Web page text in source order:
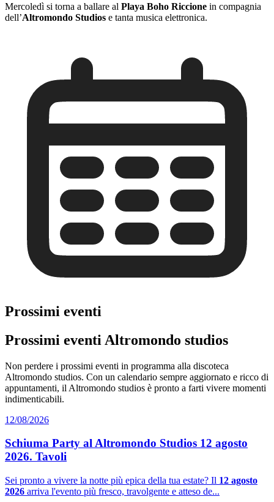
Mercoledì si torna a ballare al Playa Boho Riccione in compagnia
dell’Altromondo Studios e tanta musica elettronica.
Prossimi eventi
Prossimi eventi Altromondo studios
Non perdere i prossimi eventi in programma alla discoteca
Altromondo studios. Con un calendario sempre aggiornato e ricco di
appuntamenti, il Altromondo studios è pronto a farti vivere momenti
indimenticabili.
12/08/2026
Schiuma Party al Altromondo Studios 12 agosto
2026. Tavoli
Sei pronto a vivere la notte più epica della tua estate? Il 12 agosto
2026 arriva l'evento più fresco, travolgente e atteso de...